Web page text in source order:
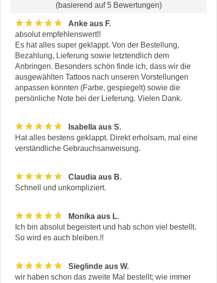
(basierend auf 5 Bewertungen)
★★★★★
Anke aus F.
absolut empfehlenswert!!
Es hat alles super geklappt. Von der Bestellung,
Bezahlung, Lieferung sowie letztendlich dem
Anbringen. Besonders schön finde ich, dass wir die
ausgewählten Tattoos nach unseren Vorstellungen
anpassen konnten (Farbe, gespiegelt) sowie die
persönliche Note bei der Lieferung. Vielen Dank.
★★★★★
Isabella aus S.
Hat alles bestens geklappt. Direkt erholsam, mal eine
verständliche Gebrauchsanweisung.
★★★★★
Claudia aus B.
Schnell und unkompliziert.
★★★★★
Monika aus L.
Ich bin absolut begeistert und hab schon viel bestellt.
So wird es auch bleiben.!!
★★★★★
Sieglinde aus W.
wir haben schon das zweite Mal bestellt; wie immer